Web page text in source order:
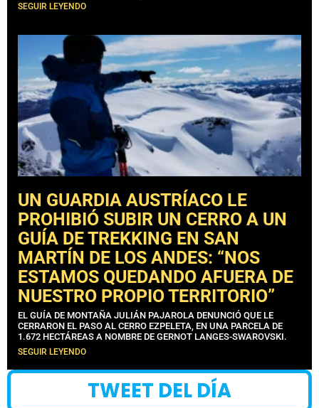
SEGUIR LEYENDO
UN GUARDIA AUSTRÍACO LE
PROHIBIÓ SUBIR UN CERRO A UN
GUÍA DE TREKKING EN SAN
MARTÍN DE LOS ANDES: “NOS
ESTAMOS QUEDANDO AFUERA DE
NUESTRO PROPIO TERRITORIO”
EL GUÍA DE MONTAÑA JULIÁN PAJAROLA DENUNCIÓ QUE LE
CERRARON EL PASO AL CERRO EZPELETA, EN UNA PARCELA DE
1.672 HECTÁREAS A NOMBRE DE GERNOT LANGES-SWAROVSKI.
SEGUIR LEYENDO
TWEET DEL DÍA